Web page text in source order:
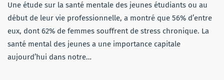
Une étude sur la santé mentale des jeunes étudiants ou au
début de leur vie professionnelle, a montré que 56% d’entre
eux, dont 62% de femmes souffrent de stress chronique. La
santé mental des jeunes a une importance capitale
aujourd’hui dans notre…